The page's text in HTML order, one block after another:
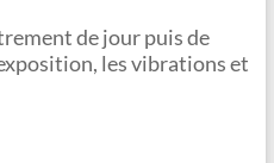
de jour puis de
les vibrations et